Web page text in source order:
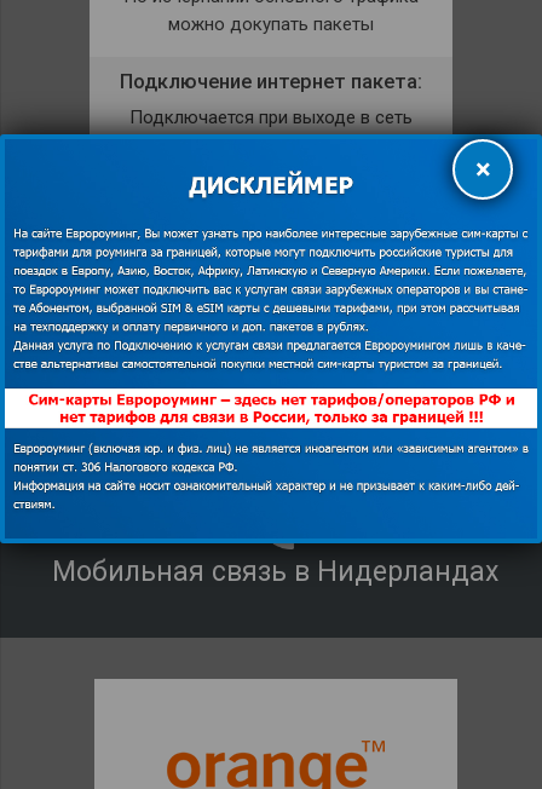
можно докупать пакеты
Подключение интернет пакета:
Подключается при выходе в сеть
Раздача интернета:
shopping_cartКУПИТЬ
descriptionПОДРОБНЕЕ
Мобильная связь в Нидерландах
×